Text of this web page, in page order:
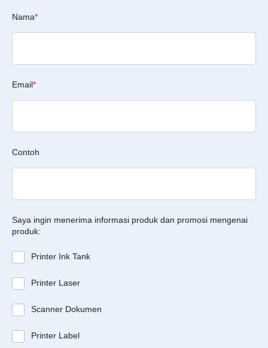
Nama*
Email*
Contoh
Saya ingin menerima informasi produk dan promosi mengenai
produk:
Printer Ink Tank
Printer Laser
Scanner Dokumen
Printer Label